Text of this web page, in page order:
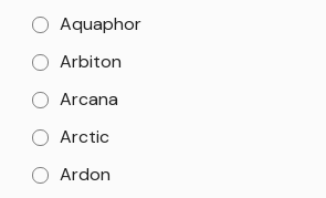
Aquaphor
Arbiton
Arcana
Arctic
Ardon